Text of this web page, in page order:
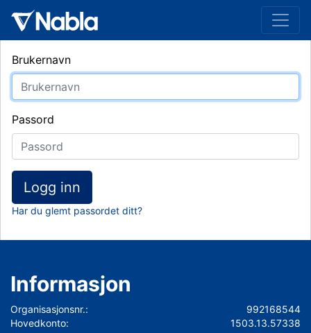
Brukernavn
Passord
Logg inn
Har du glemt passordet ditt?
Informasjon
Organisasjonsnr.:
992168544
Hovedkonto:
1503.13.57338